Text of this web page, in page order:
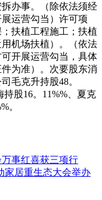
办事。（除依法须经
运营勾当）许可项
扶植工程施工；扶植
机场扶植）。（依法
开展运营勾当，具体
为准）。次要股东消
毛克升持股48。
持股16。11%%、夏克
。
事红喜获三项行
家居重生态大会举办